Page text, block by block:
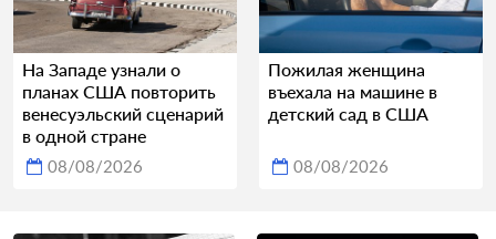
На Западе узнали о
планах США повторить
венесуэльский сценарий
в одной стране
08/08/2026
Пожилая женщина
въехала на машине в
детский сад в США
08/08/2026